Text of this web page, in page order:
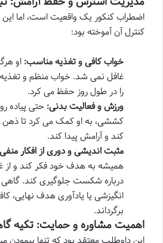
اضطراب کنکور یک واقعیت است، اما این
کنترل آن آموخته بود:
خواب کافی و تغذیه مناسب: او
غافل نمی شد. خواب منظم و تغذیه
را در طول روز حفظ می کرد.
ورزش و فعالیت بدنی: حتی پیاده
کششی، به او کمک می کرد تا ذهن
کند و آرامش پیدا کند.
مثبت اندیشی و دوری از افکار
همیشه به هدف خود فکر کند و از
درباره شکست جلوگیری کند.
انگیزشی یا یادآوری هدف نهایی،
برگرداند.
اهمیت مشاوره و حمایت: تکیه
این داوطلب معتقد بود که تنها پیمودن